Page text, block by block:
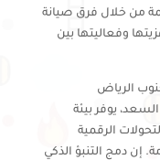
من خلال فرق صيانة
وفعاليتها بين
الرياض
يوفر بيئة
الرقمية
إن دمج التنبؤ الذكي